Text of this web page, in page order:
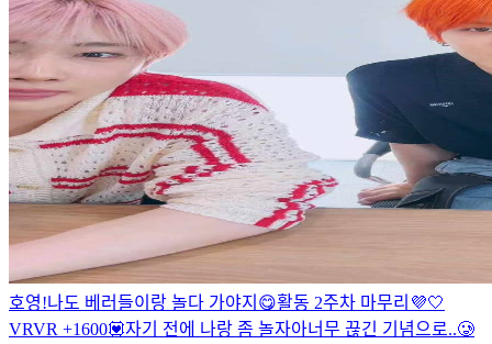
호영!나도 베러들이랑 놀다 가야지😋활동 2주차 마무리💜🤍
VRVR +1600💟자기 전에 나랑 좀 놀자아너무 끊긴 기념으로..🥲